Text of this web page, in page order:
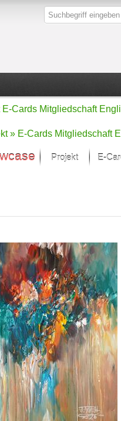
E-Cards Mitgliedschaft
» E-Cards Mitgliedschaft
Projekt E-